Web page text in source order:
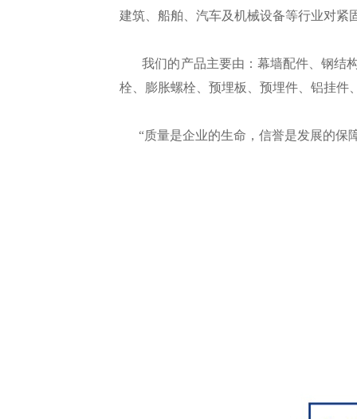
建筑、船舶、汽车及机械设备等行业对紧
我们的产品主要由：幕墙配件、钢结构
栓、膨胀螺栓、预埋板、预埋件、铝挂件
“质量是企业的生命，信誉是发展的保